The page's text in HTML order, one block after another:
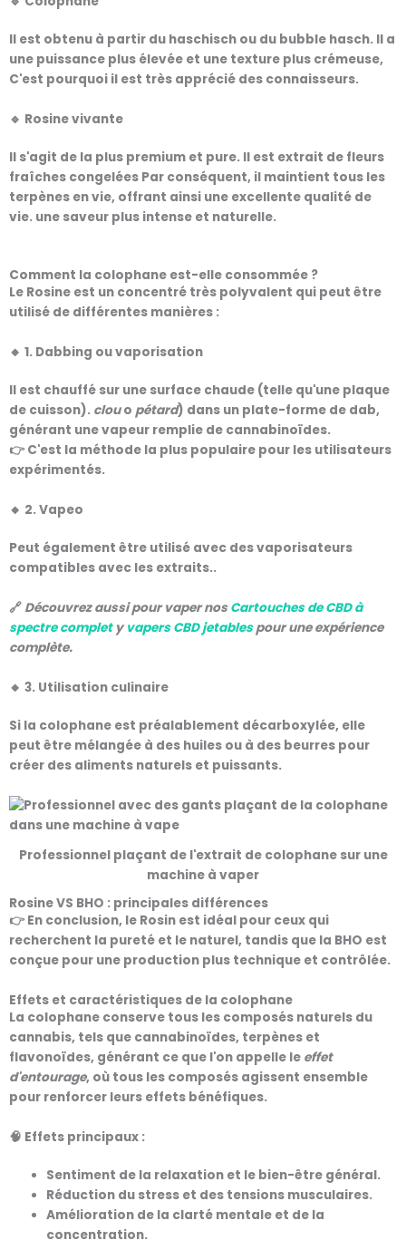
Il est obtenu à partir du haschisch ou du bubble hasch. Il a
une puissance plus élevée et une texture plus crémeuse,
C'est pourquoi il est très apprécié des connaisseurs.
🔹 Rosine vivante
Il s'agit de la plus premium et pure. Il est extrait de fleurs
fraîches congelées Par conséquent, il maintient tous les
terpènes en vie, offrant ainsi une excellente qualité de
vie. une saveur plus intense et naturelle.
Comment la colophane est-elle consommée ?
Le Rosine est un concentré très polyvalent qui peut être
utilisé de différentes manières :
🔸 1. Dabbing ou vaporisation
Il est chauffé sur une surface chaude (telle qu'une plaque
de cuisson). clouo pétard) dans un plate-forme de dab,
générant une vapeur remplie de cannabinoïdes.
👉 C'est la méthode la plus populaire pour les utilisateurs
expérimentés.
🔸 2.Vapeo
Peut également être utilisé avec des vaporisateurs
compatibles avec les extraits..
🔗 Découvrez aussi pour vaper nosCartouches de CBD à
spectre completyvapers CBD jetablespour une expérience
complète.
🔸 3. Utilisation culinaire
Si la colophane est préalablement décarboxylée, elle
peut être mélangée à des huiles ou à des beurres pour
créer des aliments naturels et puissants.
Professionnel plaçant de l'extrait de colophane sur une
machine à vaper
Rosine VS BHO : principales différences
👉 En conclusion, le Rosin est idéal pour ceux qui
recherchent la pureté et le naturel, tandis que la BHO est
conçue pour une production plus technique et contrôlée.
Effets et caractéristiques de la colophane
La colophane conserve tous les composés naturels du
cannabis, tels que cannabinoïdes, terpènes et
flavonoïdes, générant ce que l'on appelle le effet
d'entourage, où tous les composés agissent ensemble
pour renforcer leurs effets bénéfiques.
🧠 Effets principaux :
Sentiment de la relaxation et le bien-être général.
Réduction du stress et des tensions musculaires.
Amélioration de la clarté mentale et de la
concentration.